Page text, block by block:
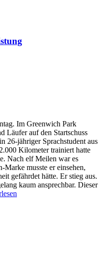
Im Greenwich Park
Läufer auf den Startschuss
26-jähriger Sprachstudent aus
Kilometer trainiert hatte
Nach elf Meilen war es
musste er einsehen,
gefährdet hätte. Er stieg aus.
kaum ansprechbar. Dieser